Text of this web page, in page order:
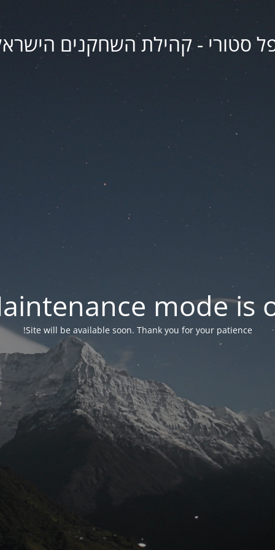
סטורי - קהילת השחקנים
mode is
Site will be available soon. Thank you for your patience!